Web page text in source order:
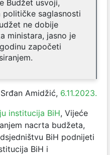
Budžet usvoji,
političke saglasnosti
ne dobije
ministara, jasno je
započeti
Srđan Amidžić, 6.11.2023.
institucija BiH, Vijeće
nacrta budžeta,
BiH podnijeti
BiH i